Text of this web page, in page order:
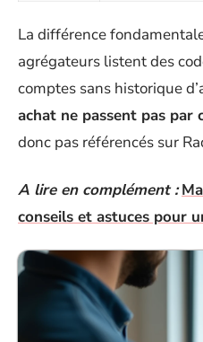
La différence
agrégateurs listent des
comptes sans historique
achat ne passent pas par
donc pas référencés sur
A lire en complément :
conseils et astuces pour